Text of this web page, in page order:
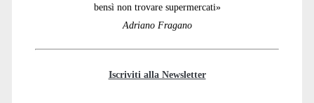
bensì non trovare supermercati»
Adriano Fragano
Iscriviti alla Newsletter